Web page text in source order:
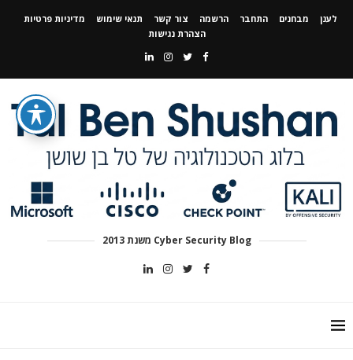
לענן מבחנים התחבר הרשמה צור קשר תנאי שימוש
מדיניות פרטיות
הצהרת נגישות
Cyber Security Blog משנת 2013